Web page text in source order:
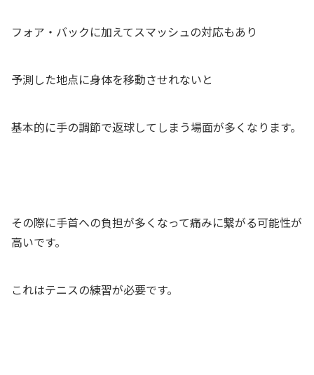
フォア・バックに加えてスマッシュの対応もあり
予測した地点に身体を移動させれないと
基本的に手の調節で返球してしまう場面が多くなります。
その際に手首への負担が多くなって痛みに繋がる可能性が
高いです。
これはテニスの練習が必要です。